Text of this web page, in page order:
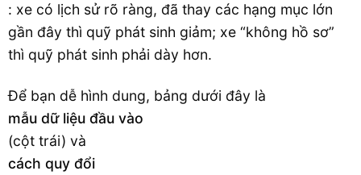
: xe có lịch sử rõ ràng, đã thay các hạng mục lớn
gần đây thì quỹ phát sinh giảm; xe “không hồ sơ”
thì quỹ phát sinh phải dày hơn.
Để bạn dễ hình dung, bảng dưới đây là
mẫu dữ liệu đầu vào
(cột trái) và
cách quy đổi